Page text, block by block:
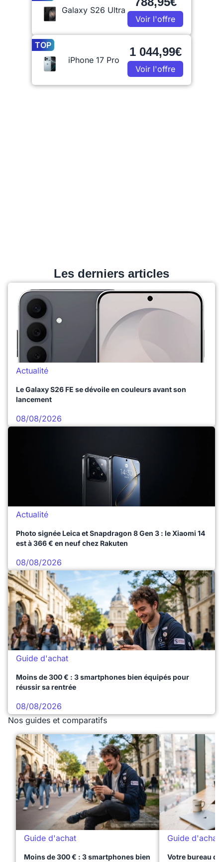
Galaxy S26 Ultra
Voir l'offre
TOP
iPhone 17 Pro
1 044,99€
Voir l'offre
Les derniers articles
Actualité
Le Galaxy S26 FE se dévoile en couleurs avant son
lancement
08/08/2026
Actualité
Photo signée Leica et Snapdragon 8 Gen 3 : le Xiaomi 14
est à 366 € en neuf chez Rakuten
08/08/2026
Guide d'achat
Moins de 300 € : 3 smartphones bien équipés pour
réussir sa rentrée
08/08/2026
Nos guides et comparatifs
Guide d'achat
Moins de 300 € : 3 smartphones bien
Guide d'achat
Votre bureau